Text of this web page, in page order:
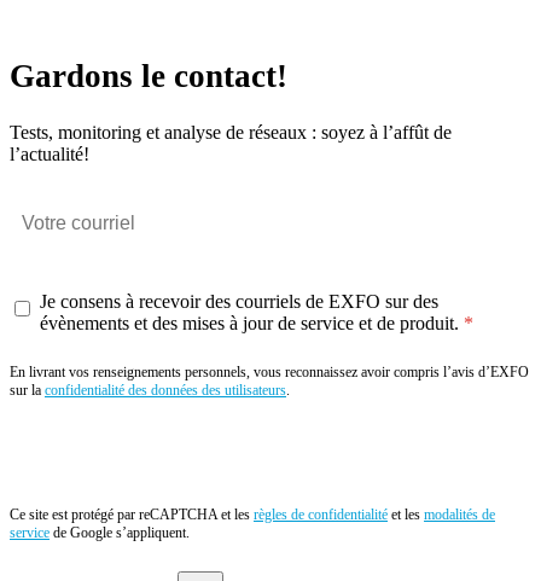
Gardons le contact!
Tests, monitoring et analyse de réseaux : soyez à l’affût de
l’actualité!
Je consens à recevoir des courriels de EXFO sur des
évènements et des mises à jour de service et de produit.
En livrant vos renseignements personnels, vous reconnaissez avoir compris l’avis d’EXFO
sur la confidentialité des données des utilisateurs.
Ce site est protégé par reCAPTCHA et les règles de confidentialité et les modalités de
service de Google s’appliquent.